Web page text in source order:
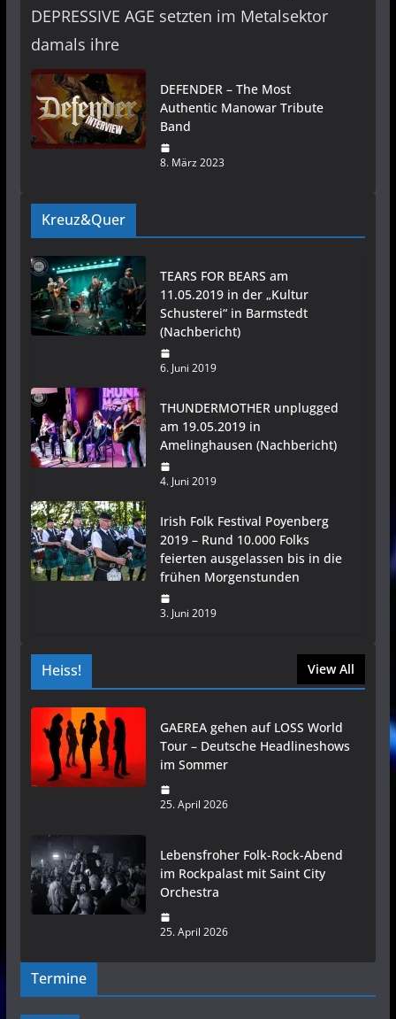
DEPRESSIVE AGE setzten im Metalsektor
damals ihre
DEFENDER – The Most
Authentic Manowar Tribute
Band
8. März 2023
Kreuz&Quer
TEARS FOR BEARS am
11.05.2019 in der „Kultur
Schusterei“ in Barmstedt
(Nachbericht)
6. Juni 2019
THUNDERMOTHER unplugged
am 19.05.2019 in
Amelinghausen (Nachbericht)
4. Juni 2019
Irish Folk Festival Poyenberg
2019 – Rund 10.000 Folks
feierten ausgelassen bis in die
frühen Morgenstunden
3. Juni 2019
Heiss! View All
GAEREA gehen auf LOSS World
Tour – Deutsche Headlineshows
im Sommer
25. April 2026
Lebensfroher Folk-Rock-Abend
im Rockpalast mit Saint City
Orchestra
25. April 2026
Termine